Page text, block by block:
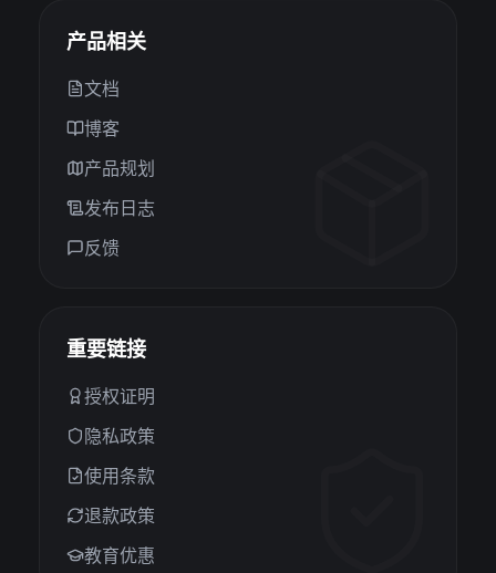
产品相关
文档
博客
产品规划
发布日志
反馈
重要链接
授权证明
隐私政策
使用条款
退款政策
教育优惠